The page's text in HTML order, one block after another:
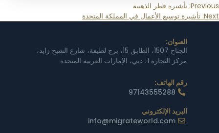
Previous: تأشيرة قطر الذهبية
Next: تأشيرة توسيع الأعمال في المملكة المتحدة
العنوان:
الجناح 1507، الطابق 15، برج لطيفة، شارع الشيخ زايد،
مركز التجارة 1، دبي، الإمارات العربية المتحدة
رقم الهاتف:
97143555288
البريد الإلكتروني
info@migrateworld.com